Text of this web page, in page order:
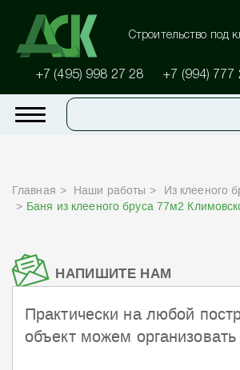
Строительство под
+7 (495) 998 27 28 +7 (994) 777
Главная Наши работы
Из клееного
Баня из клееного бруса 77м2
НАПИШИТЕ НАМ
Практически на любой
объект можем